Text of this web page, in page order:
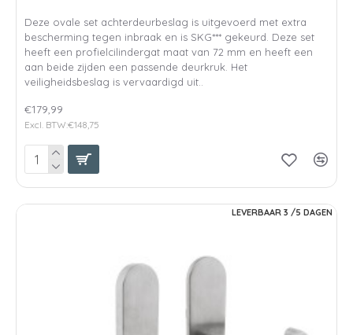
Deze ovale set achterdeurbeslag is uitgevoerd met extra
bescherming tegen inbraak en is SKG*** gekeurd. Deze set
heeft een profielcilindergat maat van 72 mm en heeft een
aan beide zijden een passende deurkruk. Het
veiligheidsbeslag is vervaardigd uit..
€179,99
Excl. BTW:€148,75
LEVERBAAR 3 /5 DAGEN